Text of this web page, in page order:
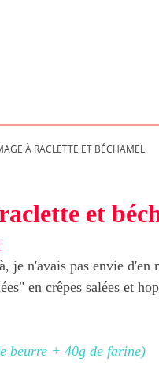
À RACLETTE ET BÉCHAMEL
et
je n'avais pas envie d'en
en crêpes salées et
beurre + 40g de farine)